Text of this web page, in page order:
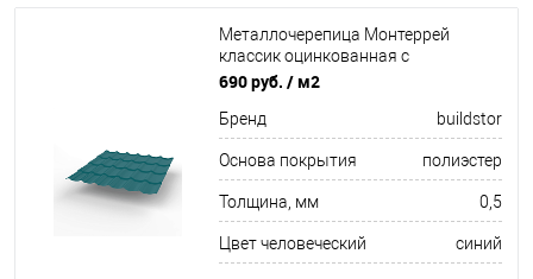
Металлочерепица Монтеррей
классик оцинкованная с
полимерным покрытием
690 руб. / м2
Бренд buildstor
Основа покрытия полиэстер
Толщина, мм 0,5
Цвет человеческий синий